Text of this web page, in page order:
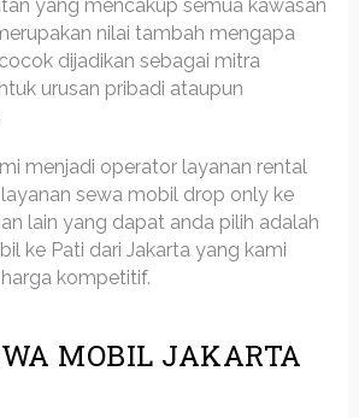
yang mencakup semua kawasan
nilai tambah mengapa
dijadikan sebagai mitra
urusan pribadi ataupun
menjadi operator layanan rental
sewa mobil drop only ke
lain yang dapat anda pilih adalah
ke Pati dari Jakarta yang kami
kompetitif.
MOBIL JAKARTA